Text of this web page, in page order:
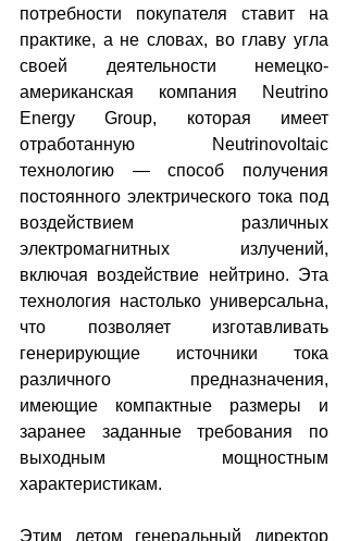
потребности покупателя ставит на
практике, а не словах, во главу угла
своей деятельности немецко-
американская компания Neutrino
Energy Group, которая имеет
отработанную Neutrinovoltaic
технологию — способ получения
постоянного электрического тока под
воздействием различных
электромагнитных излучений,
включая воздействие нейтрино. Эта
технология настолько универсальна,
что позволяет изготавливать
генерирующие источники тока
различного предназначения,
имеющие компактные размеры и
заранее заданные требования по
выходным мощностным
характеристикам.
Этим летом генеральный директор